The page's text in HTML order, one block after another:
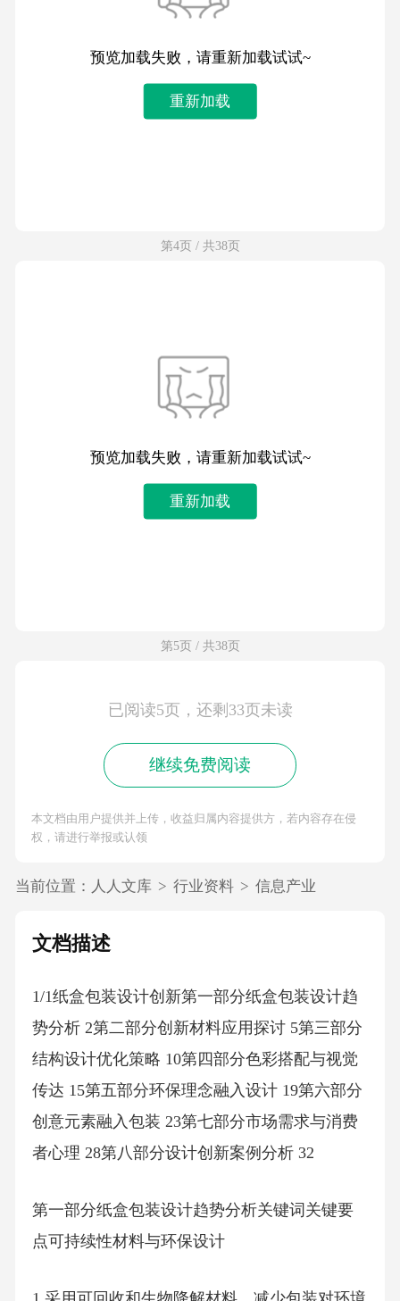
预览加载失败，请重新加载试试~
重新加载
第4页 / 共38页
预览加载失败，请重新加载试试~
重新加载
第5页 / 共38页
已阅读5页，还剩33页未读
继续免费阅读
本文档由用户提供并上传，收益归属内容提供方，若内容存在侵
权，请进行举报或认领
当前位置： 人人文库 > 行业资料 > 信息产业
文档描述
1/1纸盒包装设计创新第一部分纸盒包装设计趋
势分析 2第二部分创新材料应用探讨 5第三部分
结构设计优化策略 10第四部分色彩搭配与视觉
传达 15第五部分环保理念融入设计 19第六部分
创意元素融入包装 23第七部分市场需求与消费
者心理 28第八部分设计创新案例分析 32
第一部分纸盒包装设计趋势分析关键词关键要
点可持续性材料与环保设计